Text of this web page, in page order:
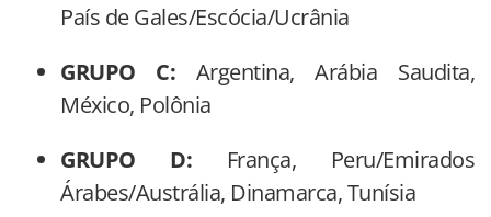
País de Gales/Escócia/Ucrânia
GRUPO C: Argentina, Arábia Saudita,
México, Polônia
GRUPO D: França, Peru/Emirados
Árabes/Austrália, Dinamarca, Tunísia